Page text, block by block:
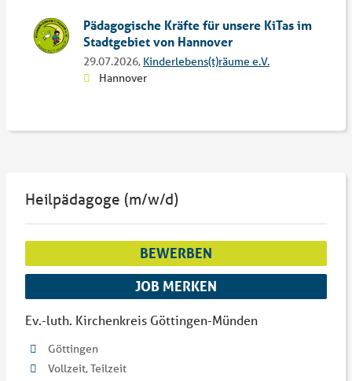
Pädagogische Kräfte für unsere KiTas im
Stadtgebiet von Hannover
29.07.2026, Kinderlebens(t)räume e.V.
Hannover
Heilpädagoge (m/w/d)
BEWERBEN
JOB MERKEN
Ev.-luth. Kirchenkreis Göttingen-Münden
Göttingen
Vollzeit, Teilzeit